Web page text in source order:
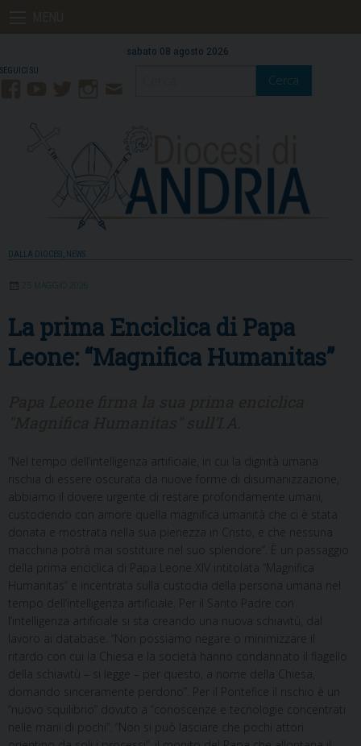
sabato 08 agosto 2026
Mail
Cerca
DALLA DIOCESI , NEWS
25 MAGGIO 2026
La prima Enciclica di Papa
Leone: “Magnifica Humanitas”
“Nel tempo dell’intelligenza artificiale, in cui la dignità umana
rischia di essere oscurata da nuove forme di disumanizzazione,
abbiamo il dovere urgente di restare profondamente umani,
custodendo con amore quella magnifica umanità che ci è stata
donata e mostrata nella sua pienezza in Cristo, e che nessuna
macchina potrà mai sostituire nel suo splendore”. È un passaggio
della prima enciclica di Papa Leone XIV intitolata “Magnifica
Humanitas” e incentrata sulla custodia della persona umana nel
tempo dell’intelligenza artificiale. Per il Santo Padre con
l’intelligenza artificiale si sta creando una nuova schiavitù, dal
lavoro ai database. “Non possiamo negare o minimizzare il
ritardo con cui la Chiesa e la società hanno condannato il flagello
della schiavitù – si legge – per questo, a nome della Chiesa,
domando sinceramente perdono”. Per il Pontefice il rischio è un
“nuovo squilibrio” dovuto a “conoscenze e tecnologie concentrati
nelle mani di pochi”. “Non si può lasciare che pochi attori